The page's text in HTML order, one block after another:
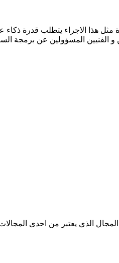
مثل هذا الاجراء يتطلب قدرة
المسؤولين عن برمجة
الذي يعتبر من احدى